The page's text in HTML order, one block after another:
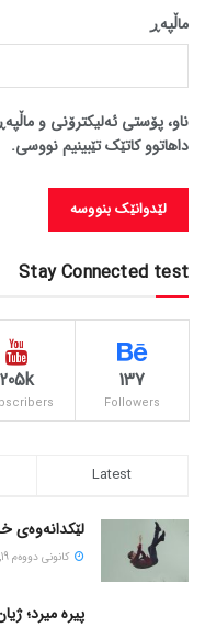
ماڵپه‌ڕ
ناو، پۆستی ئەلیکترۆنی و
داهاتوو کاتێک تێبینیم نووسی.
Stay Connected test
137
Followers
205k
Latest
لێکدانەوەی
كانونی دووه‌م 19, 2025
پیره میرد؛